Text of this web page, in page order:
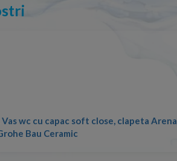
Vas wc cu capac soft close, clapeta Arena
Bau Ceramic